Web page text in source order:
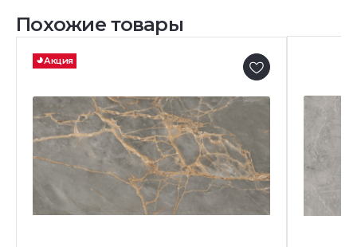
Похожие товары
Акция